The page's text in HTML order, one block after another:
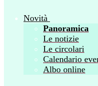
Novità
Panoramica
Le notizie
Le circolari
Calendario
Albo online